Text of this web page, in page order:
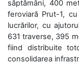
săptămâni, 400
feroviară Prut-1,
lucrărilor, cu
631 traverse, 395
fiind distribuite
consolidarea